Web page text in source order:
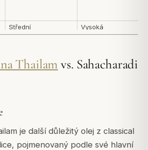
Střední Vysoká
Posilující masáž
Celotělová
Thailam vs. Sahacharadi
je další důležitý olej z classical
pojmenovaný podle své hlavní